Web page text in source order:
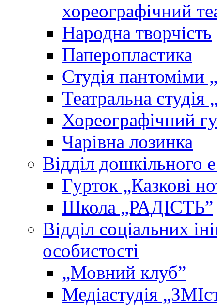
хореографічний
Народна творчість
Паперопластика
Студія пантоміми
Театральна студія
Хореографічний
Чарівна лозинка
Відділ дошкільного
Гурток „Казкові
Школа „РАДІСТЬ”
Відділ соціальних
особистості
„Мовний клубˮ
Медіастудія